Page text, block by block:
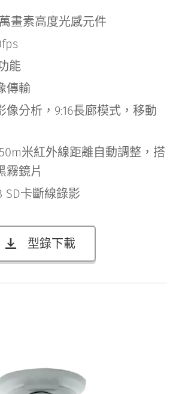
畫素高度光感元件
能
傳輸
像分析，9:16長廊模式，移動
米紅外線距離自動調整，搭
霧鏡片
SD卡斷線錄影
型錄下載